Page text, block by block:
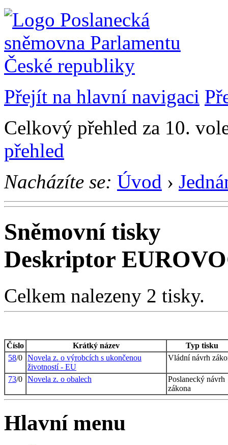
Přejít na hlavní navigaci
Celkový přehled za 10.
přehled
Nacházíte se: Úvod ›
Sněmovní tisky
Deskriptor
Celkem nalezeny 2 tisky.
Číslo Krátký název
Typ tisku
58/0 Novela z. o výrobcích s ukončenou
životností - EU
Vládní návrh
73/0 Novela z. o obalech
Poslanecký návrh
zákona
Hlavní menu